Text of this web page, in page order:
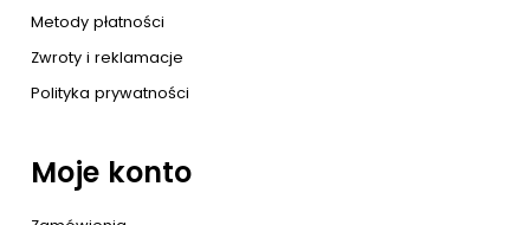
Metody płatności
Zwroty i reklamacje
Polityka prywatności
Moje konto